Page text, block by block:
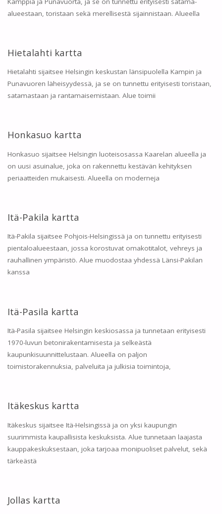
alueestaan, toristaan sekä merellisestä sijainnistaan. Alueella
Hietalahti kartta
Hietalahti sijaitsee Helsingin keskustan länsipuolella Kampin ja
Punavuoren läheisyydessä, ja se on tunnettu erityisesti toristaan,
satamastaan ja rantamaisemistaan. Alue toimii
Honkasuo kartta
Honkasuo sijaitsee Helsingin luoteisosassa Kaarelan alueella ja
on uusi asuinalue, joka on rakennettu kestävän kehityksen
periaatteiden mukaisesti. Alueella on moderneja
Itä-Pakila kartta
Itä-Pakila sijaitsee Pohjois-Helsingissä ja on tunnettu erityisesti
pientaloalueestaan, jossa korostuvat omakotitalot, vehreys ja
rauhallinen ympäristö. Alue muodostaa yhdessä Länsi-Pakilan
kanssa
Itä-Pasila kartta
Itä-Pasila sijaitsee Helsingin keskiosassa ja tunnetaan erityisesti
1970-luvun betonirakentamisesta ja selkeästä
kaupunkisuunnittelustaan. Alueella on paljon
toimistorakennuksia, palveluita ja julkisia toimintoja,
Itäkeskus kartta
Itäkeskus sijaitsee Itä-Helsingissä ja on yksi kaupungin
suurimmista kaupallisista keskuksista. Alue tunnetaan laajasta
kauppakeskuksestaan, joka tarjoaa monipuoliset palvelut, sekä
tärkeästä
Jollas kartta